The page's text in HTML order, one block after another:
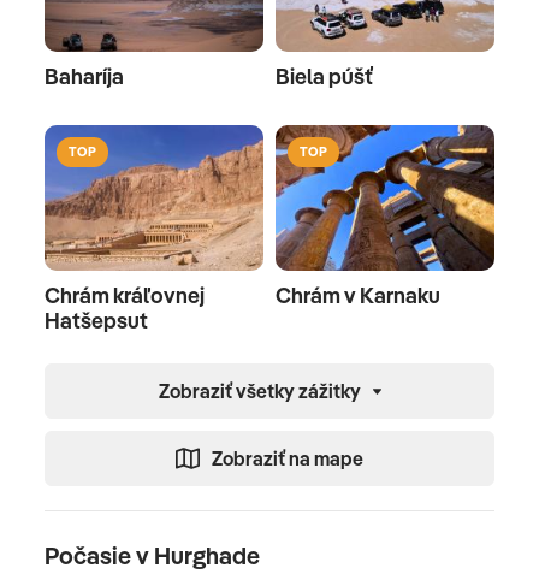
Baharíja Biela púšť
TOP
Chrám kráľovnej
Hatšepsut
TOP
Chrám v Karnaku
Zobraziť všetky zážitky
Zobraziť na mape
Počasie v Hurghade